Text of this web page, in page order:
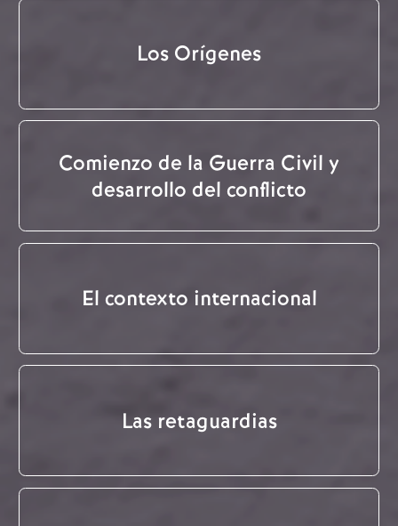
Los Orígenes
Comienzo de la Guerra Civil y
desarrollo del conflicto
El contexto internacional
Las retaguardias